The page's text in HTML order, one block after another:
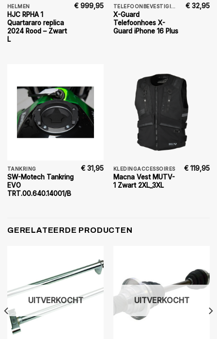
HELMEN
HJC RPHA 1
Quartararo replica
2024 Rood – Zwart
L
€ 999,95 TELEFOONBEVESTIGING
X-Guard
Telefoonhoes X-
Guard iPhone 16 Plus
€ 32,95
TANKRING
SW-Motech Tankring
EVO
TRT.00.640.14001/B
€ 31,95 KLEDINGACCESSOIRES
Macna Vest MUTV-
1 Zwart 2XL_3XL
€ 119,95
GERELATEERDE PRODUCTEN
UITVERKOCHT UITVERKOCHT